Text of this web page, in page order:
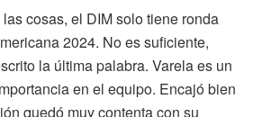
cosas, el DIM solo tiene ronda
2024. No es suficiente,
la última palabra. Varela es un
en el equipo. Encajó bien
quedó muy contenta con su